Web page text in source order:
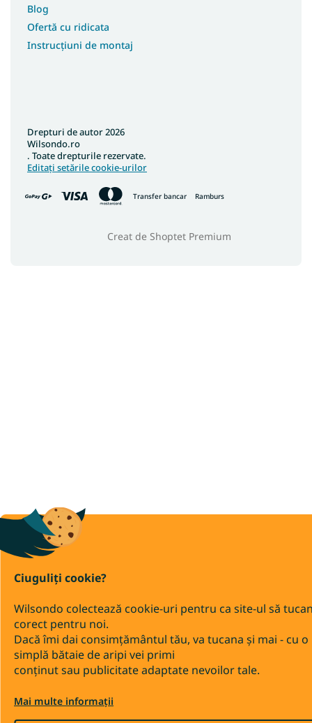
Ciuguliți cookie?
Wilsondo colectează cookie-uri pentru ca site-ul să
corect pentru noi.
Dacă îmi dai consimțământul tău, va tucana și mai - cu o
simplă bătaie de aripi vei primi
conținut sau publicitate adaptate nevoilor tale.
Mai multe informații
Blog
Ofertă cu ridicata
Instrucțiuni de montaj
Transfer bancar Ramburs
Creat de Shoptet Premium
Drepturi de autor 2026
Wilsondo.ro
. Toate drepturile rezervate.
Editați setările cookie-urilor